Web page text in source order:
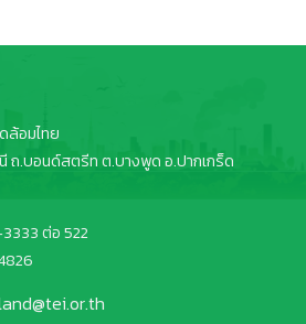
ล้อมไทย
นี ถ.บอนด์สตรีท ต.บางพูด อ.ปากเกร็ด
ต่อ 522